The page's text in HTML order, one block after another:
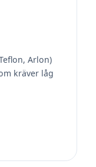
Arlon)
kräver låg